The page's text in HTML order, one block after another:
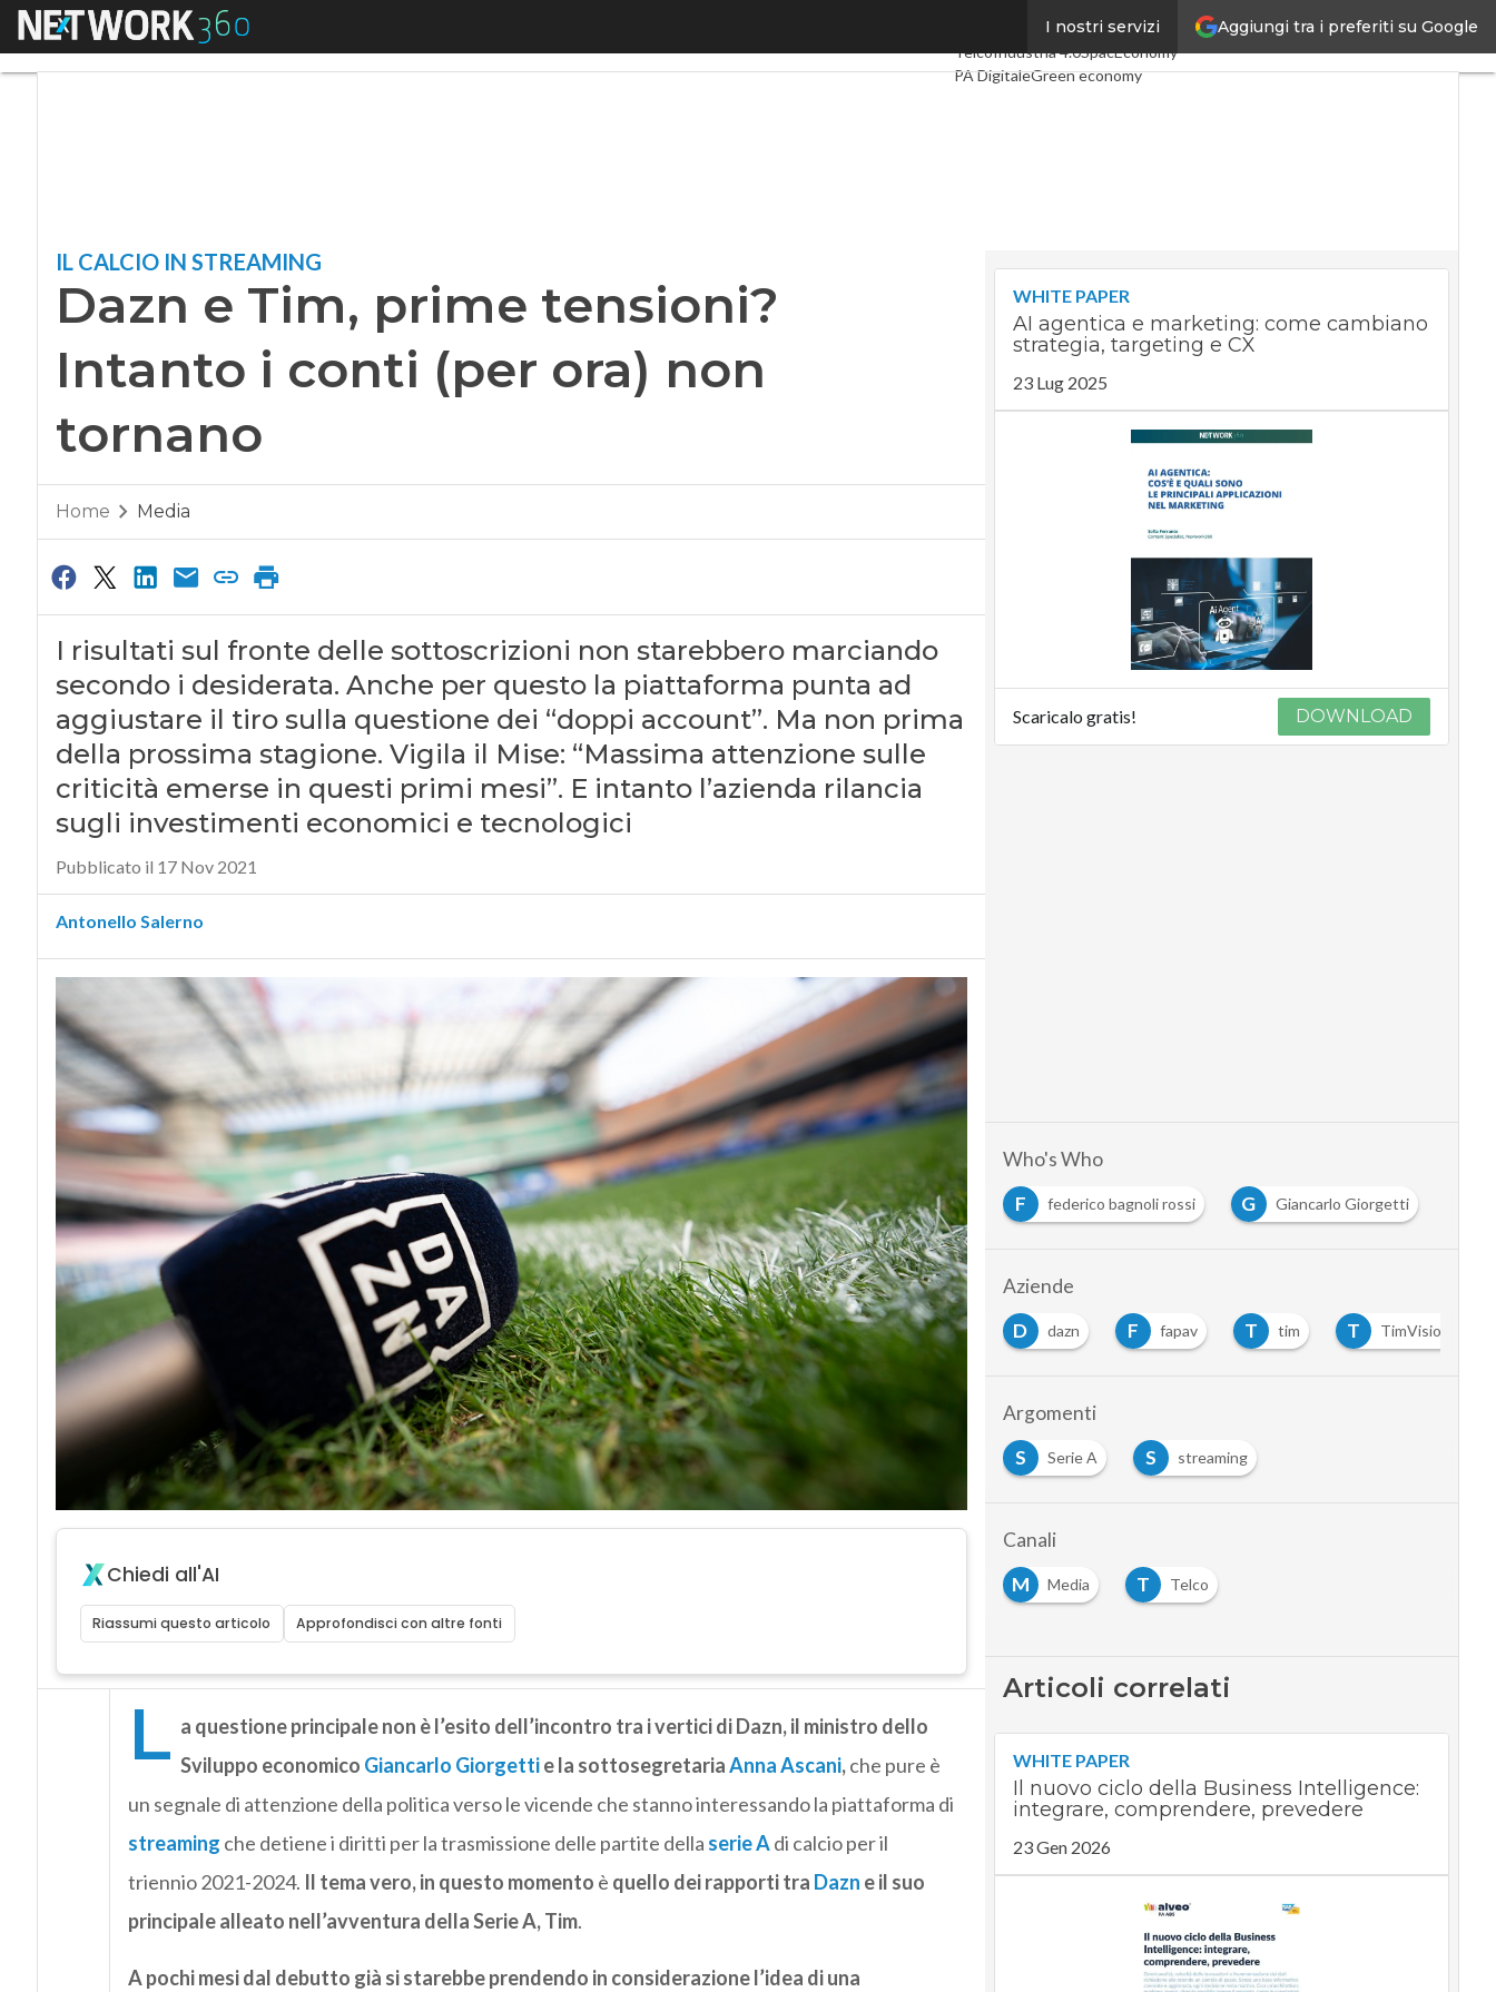
Aggiungi tra i preferiti su Google
I nostri servizi
Menu
Digital Economy
TelcoIndustria 4.0SpacEconomy
PA DigitaleGreen economy
IL CALCIO IN STREAMING
Dazn e Tim, prime tensioni?
Intanto i conti (per ora) non
tornano
Home Media
I risultati sul fronte delle sottoscrizioni non starebbero marciando
secondo i desiderata. Anche per questo la piattaforma punta ad
aggiustare il tiro sulla questione dei “doppi account”. Ma non prima
della prossima stagione. Vigila il Mise: “Massima attenzione sulle
criticità emerse in questi primi mesi”. E intanto l’azienda rilancia
sugli investimenti economici e tecnologici
Pubblicato il 17 Nov 2021
Antonello Salerno
Chiedi all'AI
Riassumi questo articolo Approfondisci con altre fonti
L a questione principale non è l’esito dell’incontro tra i vertici di Dazn, il ministro dello
Sviluppo economico Giancarlo Giorgettie la sottosegretariaAnna Ascani,che pure è
un segnale di attenzione della politica verso le vicende che stanno interessando la piattaforma di
streaming che detiene i diritti per la trasmissione delle partite della serie A di calcio per il
triennio 2021-2024. Il tema vero, in questo momento è quello dei rapporti tra Dazn e il suo
principale alleato nell’avventura della Serie A, Tim.
A pochi mesi dal debutto già si starebbe prendendo in considerazione l’idea di una
WHITE PAPER
AI agentica e marketing: come cambiano
strategia, targeting e CX
23 Lug 2025
Scaricalo gratis! DOWNLOAD
Who's Who
A
Anna Ascani F federico bagnoli rossi G Giancarlo Giorgetti L Luigi De Siervo M
Aziende
A
agcom dazn fapav tim
TimVision
Argomenti
S
Serie A S streaming
Canali
M
Media T Telco
Articoli correlati
WHITE PAPER
Il nuovo ciclo della Business Intelligence:
integrare, comprendere, prevedere
23 Gen 2026